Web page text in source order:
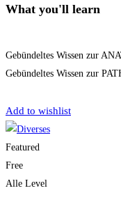
What you'll learn
Gebündeltes Wissen zur
Gebündeltes Wissen zur
Add to wishlist
Featured
Free
Alle Level